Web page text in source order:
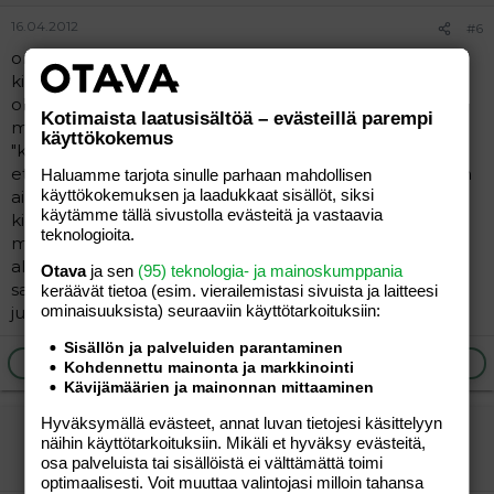
16.04.2012 #6
on normaalia, lapsella jolla on hieno avaruudellinen ja
kielelleinen mielikuvitus ja turvallinen olo ympärillä
olevasta maailmasta. oma pikkuipana, se 2,5v puhuu
mielestään "englantia". tämä alkoi pikkukakkosen
"kaisun kielikylvystä" tenava koittaa lukea erilaisia
etikettejä juuri tuolla kuvailemallasi siansaksalla. *Koitan
aina muistaa kysyä, että puhutko sinä nyt sitä vierasta
kieltä!!!
mutenkin tämä meidän "ihmelapsemme" on yhtäkkiä
alkanut sepitellä kaikenmoisia mielikuvitus tarinoita...
sanoo sepitellessään aina että "seuraava sivu.." ja sitten
juttu jatkuu.. (äitin tyttö)
Ilmoita asiaton viesti
Kerpele
Aktiivinen jäsen
Kotimaista laatusisältöä – evästeillä parempi
käyttökokemus
Haluamme tarjota sinulle parhaan mahdollisen
käyttökokemuksen ja laadukkaat sisällöt, siksi
käytämme tällä sivustolla evästeitä ja vastaavia
teknologioita.
Otavaja sen (95) teknologia- ja mainoskumppania
keräävät tietoa (esim. vierailemis­tasi sivuista ja laitteesi
ominaisuuk­sista) seuraaviin käyttötarkoituksiin:
Sisällön ja palveluiden parantaminen
Kohdennettu mainonta ja markkinointi
Kävijämäärien ja mainonnan mittaaminen
Hyväksymällä evästeet, annat luvan tietojesi käsittelyyn
näihin käyttötarkoituksiin. Mikäli et hyväksy evästeitä,
osa palveluista tai sisällöistä ei välttämättä toimi
optimaalisesti. Voit muuttaa valintojasi milloin tahansa